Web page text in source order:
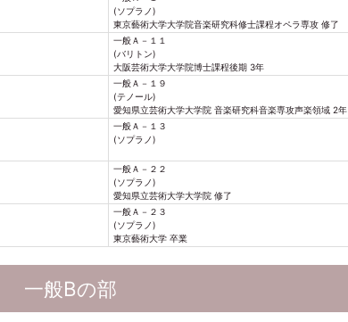
(ソプラノ)
東京藝術大学大学院音楽研究科修士課程オペラ専攻 修了
一般Ａ－１１
(バリトン)
大阪芸術大学大学院博士課程後期 3年
一般Ａ－１９
(テノール)
愛知県立芸術大学大学院 音楽研究科音楽専攻声楽領域 2年
一般Ａ－１３
(ソプラノ)
一般Ａ－２２
(ソプラノ)
愛知県立芸術大学大学院 修了
一般Ａ－２３
(ソプラノ)
東京藝術大学 卒業
一般Bの部